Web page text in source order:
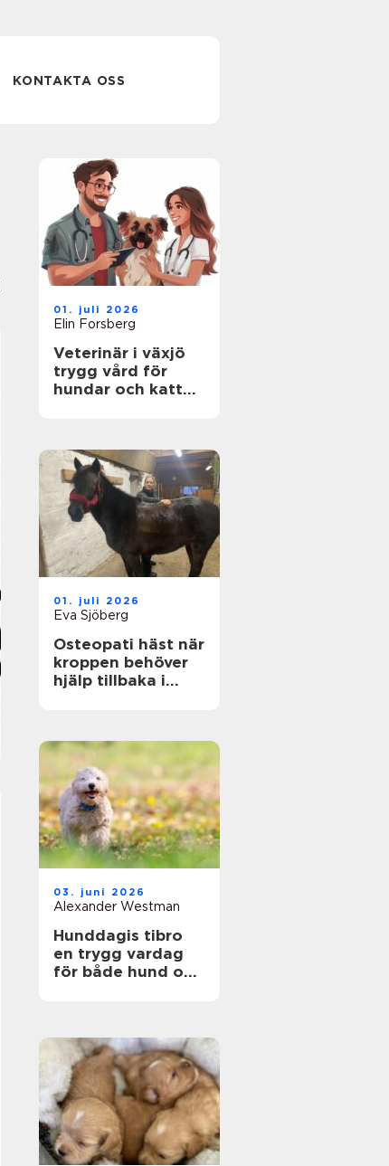
KONTAKTA OSS
01. juli 2026
Elin Forsberg
Veterinär i växjö
trygg vård för
hundar och katter
01. juli 2026
Eva Sjöberg
Osteopati häst när
kroppen behöver
hjälp tillbaka i
03. juni 2026
Alexander Westman
Hunddagis tibro
en trygg vardag
för både hund och